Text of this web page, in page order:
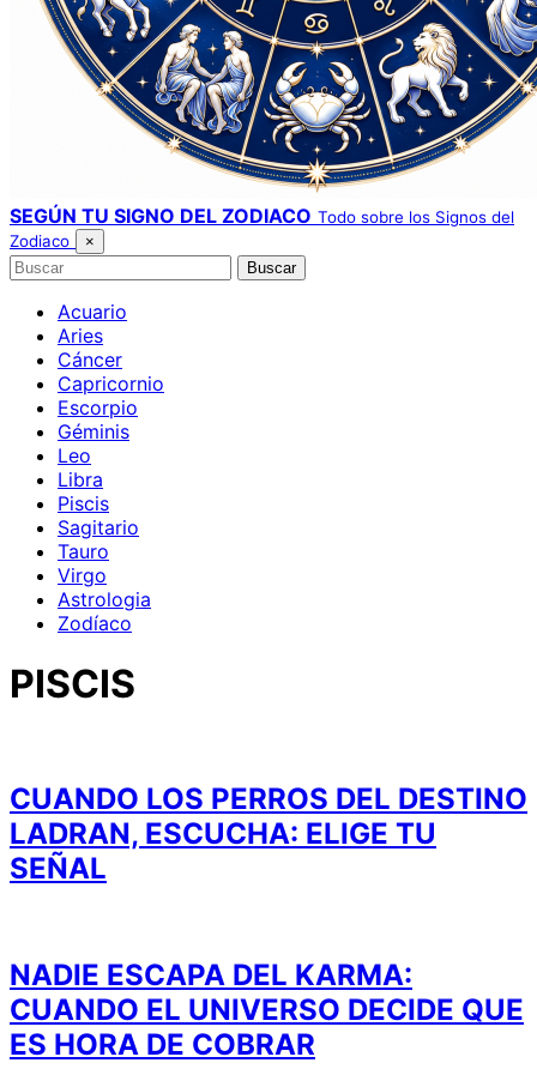
SEGÚN TU SIGNO DEL ZODIACO Todo sobre los Signos del
Zodiaco
×
Buscar Buscar
Acuario
Aries
Cáncer
Capricornio
Escorpio
Géminis
Leo
Libra
Piscis
Sagitario
Tauro
Virgo
Astrologia
Zodíaco
PISCIS
CUANDO LOS PERROS DEL DESTINO
LADRAN, ESCUCHA: ELIGE TU
SEÑAL
NADIE ESCAPA DEL KARMA:
CUANDO EL UNIVERSO DECIDE QUE
ES HORA DE COBRAR